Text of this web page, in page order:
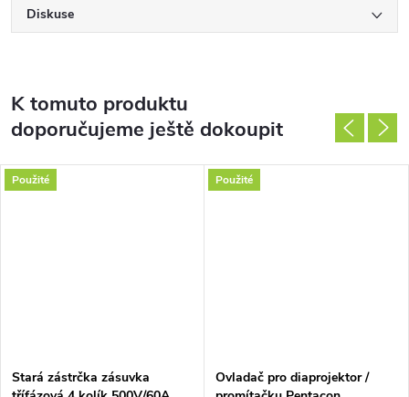
Diskuse
K tomuto produktu
doporučujeme ještě dokoupit
Použité
Stará zástrčka zásuvka
Použité
Ovladač pro diaprojektor /